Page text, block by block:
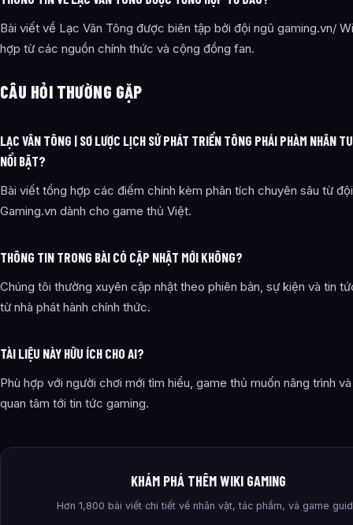
Bài viết về Lạc Vân Tông được biên tập bởi đội ngũ gaming.vn/
hợp từ các nguồn chính thức và cộng đồng fan.
CÂU HỎI THƯỜNG GẶP
LẠC VÂN TÔNG | SƠ LƯỢC LỊCH SỬ PHÁT TRIỂN TÔNG PHÁI PHÀM NHÂN
NỔI BẬT?
Bài viết tổng hợp các điểm chính kèm phân tích chuyên sâu từ
Gaming.vn dành cho game thủ Việt.
THÔNG TIN TRONG BÀI CÓ CẬP NHẬT MỚI KHÔNG?
Chúng tôi thường xuyên cập nhật theo phiên bản, sự kiện và tin
từ nhà phát hành chính thức.
TÀI LIỆU NÀY HỮU ÍCH CHO AI?
Phù hợp với người chơi mới tìm hiểu, game thủ muốn nâng trình
quan tâm tới tin tức gaming.
KHÁM PHÁ THÊM WIKI GAMING
Hơn 1,800 bài viết chi tiết về nhân vật, tác phẩm, và game